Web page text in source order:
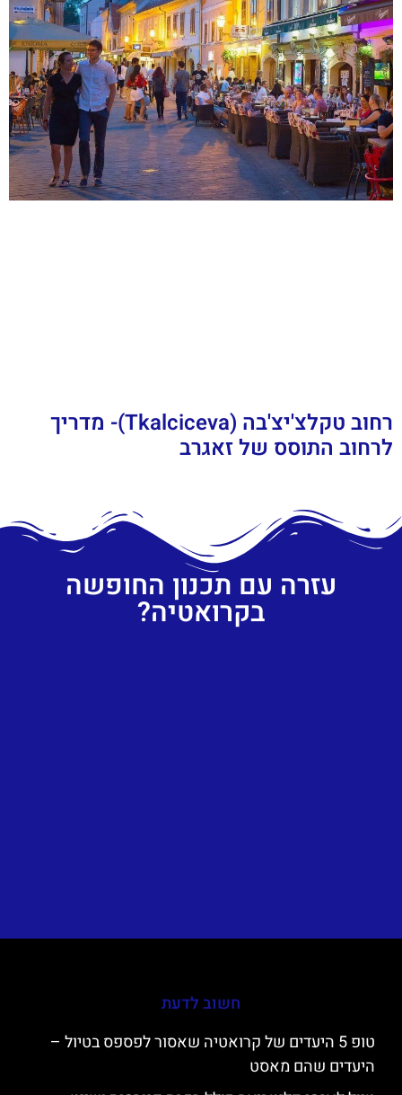
רחוב טקלצ'יצ'בה (Tkalciceva)- מדריך
לרחוב התוסס של זאגרב
עזרה עם תכנון החופשה
בקרואטיה?
חשוב לדעת
טופ 5 היעדים של קרואטיה שאסור לפספס בטיול –
היעדים שהם מאסט